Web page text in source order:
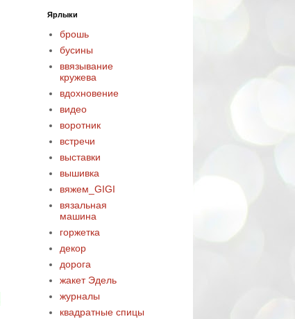
Ярлыки
брошь
бусины
ввязывание
кружева
вдохновение
видео
воротник
встречи
выставки
вышивка
вяжем_GIGI
вязальная
машина
горжетка
декор
дорога
жакет Эдель
журналы
квадратные спицы